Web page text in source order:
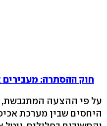
חוק ההסתרה:
על פי ההצעה המתגבשת,
היחסים שבין מערכת